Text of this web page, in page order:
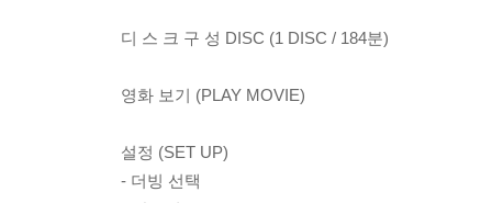
디 스 크 구 성 DISC (1 DISC / 184분)
영화 보기 (PLAY MOVIE)
설정 (SET UP)
- 더빙 선택